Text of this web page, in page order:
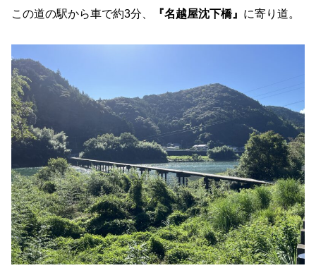
この道の駅から車で約3分、 『名越屋沈下橋』 に寄り道。